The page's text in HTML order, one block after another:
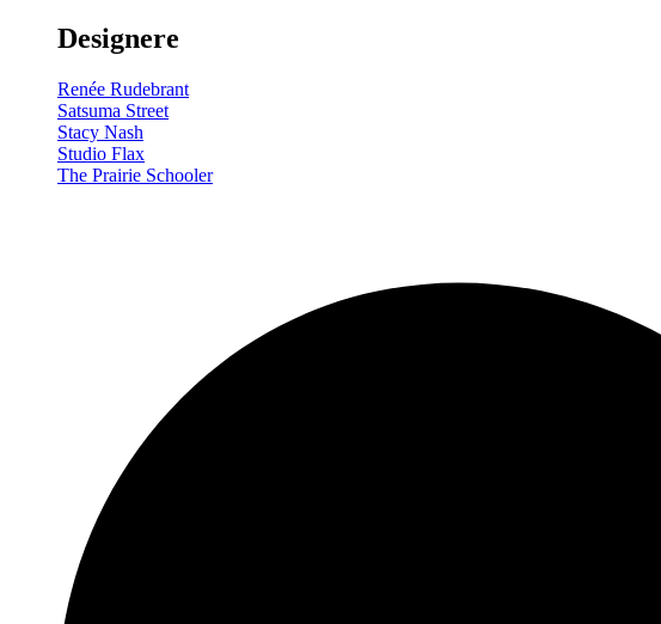
Designere
Renée Rudebrant
Satsuma Street
Stacy Nash
Studio Flax
The Prairie Schooler